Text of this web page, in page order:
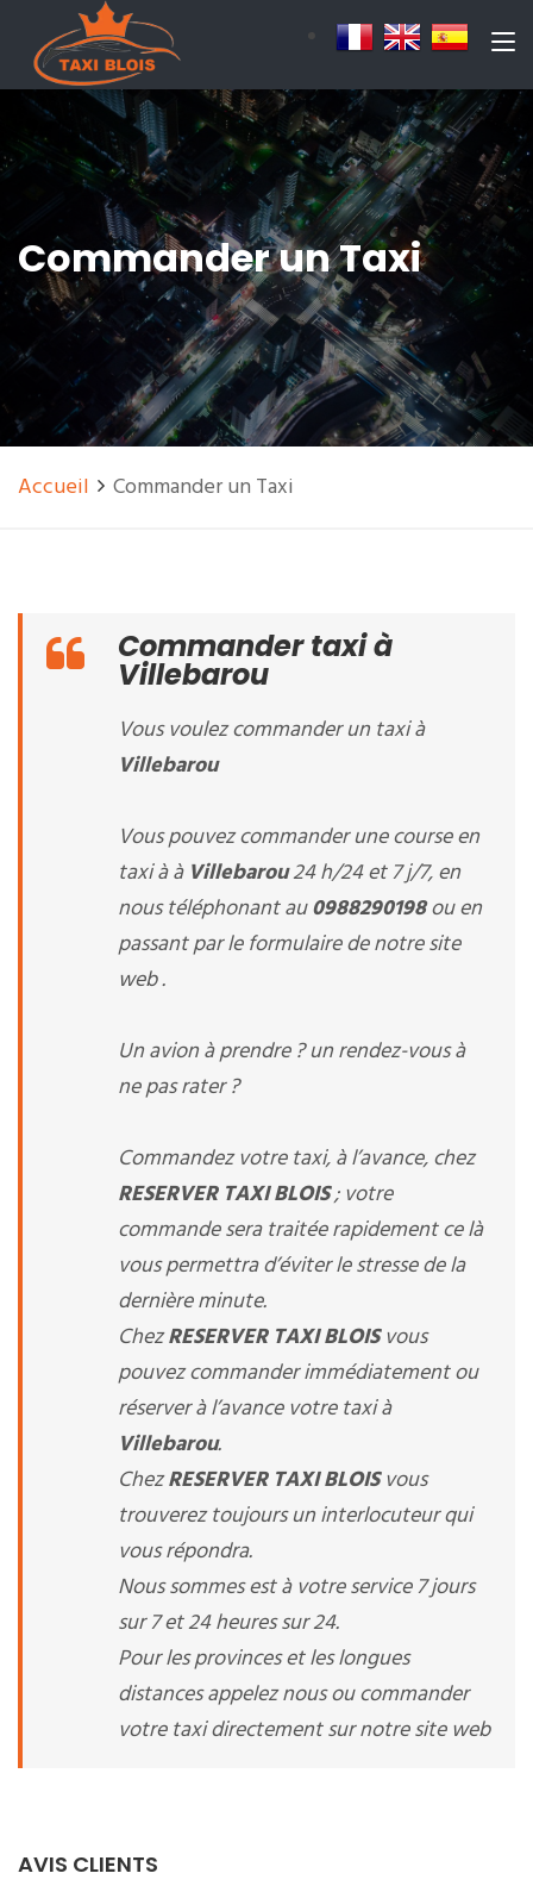
Commander un Taxi
Accueil Commander un Taxi
Commander taxi à
Villebarou
Vous voulez commander un taxi à
Villebarou
Vous pouvez commander une course en
taxi à à Villebarou24 h/24 et 7 j/7, en
nous téléphonant au0988290198ou en
passant par le formulaire de notre site
web .
Un avion à prendre ? un rendez-vous à
ne pas rater ?
Commandez votre taxi, à l’avance, chez
RESERVER TAXI BLOIS; votre
commande sera traitée rapidement ce là
vous permettra d’éviter le stresse de la
dernière minute.
ChezRESERVER TAXI BLOISvous
pouvez commander immédiatement ou
réserver à l’avance votre taxi à
Villebarou.
ChezRESERVER TAXI BLOISvous
trouverez toujours un interlocuteur qui
vous répondra.
Nous sommes est à votre service 7 jours
sur 7 et 24 heures sur 24.
Pour les provinces et les longues
distances appelez nous ou commander
votre taxi directement sur notre site web
AVIS CLIENTS